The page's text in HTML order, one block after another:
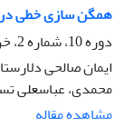
همگن سازی خطی در
دوره 10، شماره 2، خرداد و تیر 1389
ایمان صالحی
محمدی، عباسعلی
مشاهده مقاله